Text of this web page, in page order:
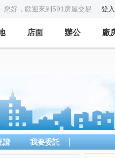
您好，歡迎來到591房屋交易 登入
店面 辦公 廠
證 我要委託